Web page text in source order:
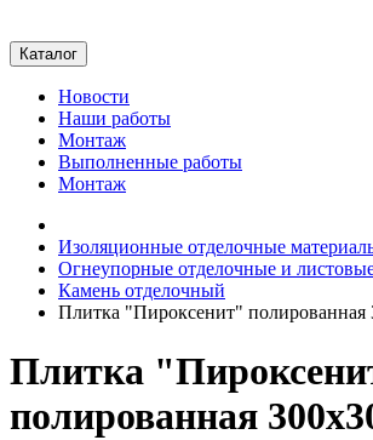
Каталог
Новости
Наши работы
Монтаж
Выполненные работы
Монтаж
Изоляционные отделочные
Огнеупорные отделочные и
Камень отделочный
Плитка "Пироксенит" полированная
Плитка
полированная